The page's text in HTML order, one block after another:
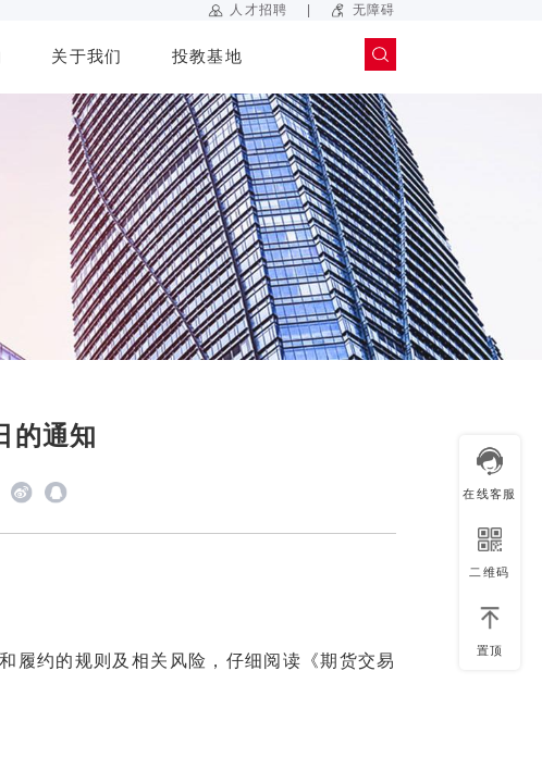
人才招聘 无障碍
关于我们 投教基地
在线客服
二维码
置顶
的通知
约的规则及相关风险，仔细阅读《期货交易